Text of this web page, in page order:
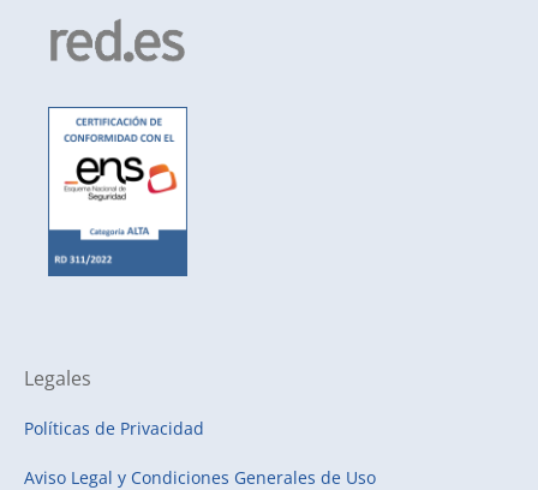
Legales
Políticas de Privacidad
Aviso Legal y Condiciones Generales de Uso